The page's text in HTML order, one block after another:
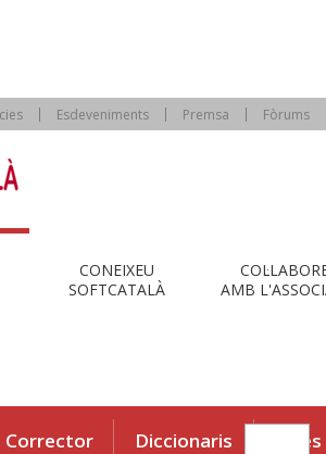
Esdeveniments Premsa Fòrums
CONEIXEU
SOFTCATALÀ
AMB
Corrector Diccionaris Eines